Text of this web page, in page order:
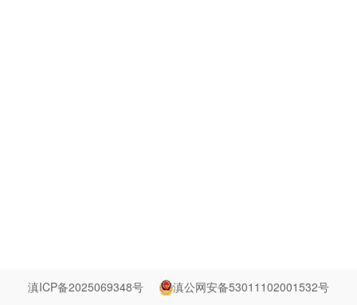
滇ICP备2025069348号 滇公网安备53011102001532号